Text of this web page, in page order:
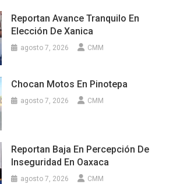
Reportan Avance Tranquilo En
Elección De Xanica
agosto 7, 2026 CMM
Chocan Motos En Pinotepa
agosto 7, 2026 CMM
Reportan Baja En Percepción De
Inseguridad En Oaxaca
agosto 7, 2026 CMM